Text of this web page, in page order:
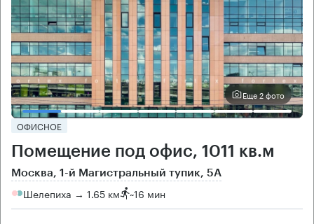
Еще 2 фото
ОФИСНОЕ
Помещение под офис, 1011 кв.м
Москва, 1-й Магистральный тупик, 5А
Шелепиха → 1.65 км ~16 мин